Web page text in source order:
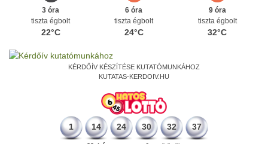
3 óra
tiszta égbolt
22°C
6 óra
tiszta égbolt
24°C
9 óra
tiszta égbolt
32°C
KÉRDŐÍV KÉSZÍTÉSE KUTATÓMUNKÁHOZ
KUTATAS-KERDOIV.HU
1 14 24 30 32 37